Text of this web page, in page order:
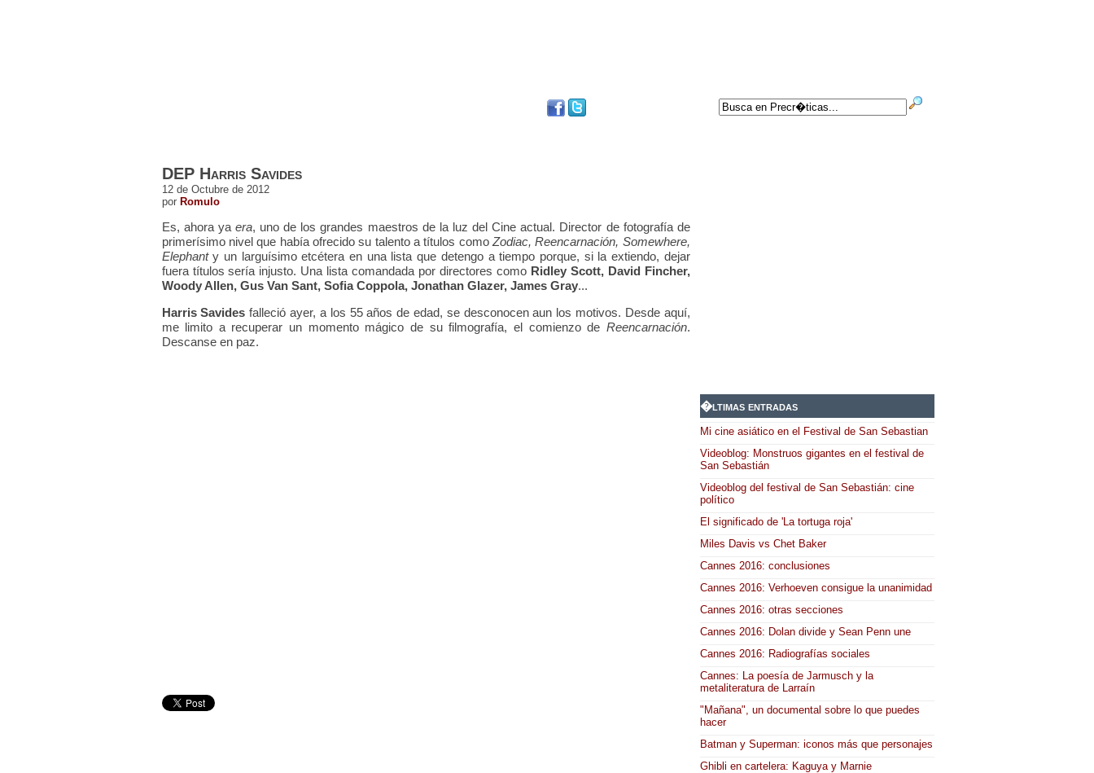
DEP Harris Savides
12 de Octubre de 2012
por Romulo
Es, ahora ya era, uno de los grandes maestros de la luz del Cine actual. Director de fotografía de
primerísimo nivel que había ofrecido su talento a títulos comoZodiac, Reencarnación, Somewhere,
Elephanty un larguísimo etcétera en una lista que detengo a tiempo porque, si la extiendo, dejar
fuera títulos sería injusto. Una lista comandada por directores como Ridley Scott, David Fincher,
Woody Allen, Gus Van Sant, Sofia Coppola, Jonathan Glazer, James Gray...
Harris Savides falleció ayer, a los 55 años de edad, se desconocen aun los motivos. Desde aquí,
me limito a recuperar un momento mágico de su filmografía, el comienzo de Reencarnación.
Descanse en paz.
�ltimas entradas
Mi cine asiático en el Festival de San Sebastian
Videoblog: Monstruos gigantes en el festival de
San Sebastián
Videoblog del festival de San Sebastián: cine
político
El significado de 'La tortuga roja'
Miles Davis vs Chet Baker
Cannes 2016: conclusiones
Cannes 2016: Verhoeven consigue la unanimidad
Cannes 2016: otras secciones
Cannes 2016: Dolan divide y Sean Penn une
Cannes 2016: Radiografías sociales
Cannes: La poesía de Jarmusch y la
metaliteratura de Larraín
"Mañana", un documental sobre lo que puedes
hacer
Batman y Superman: iconos más que personajes
Ghibli en cartelera: Kaguya y Marnie